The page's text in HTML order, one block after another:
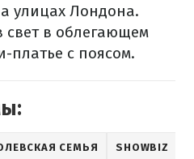
улицах Лондона.
в облегающем
платье с поясом.
СЕМЬЯ SHOWBIZ